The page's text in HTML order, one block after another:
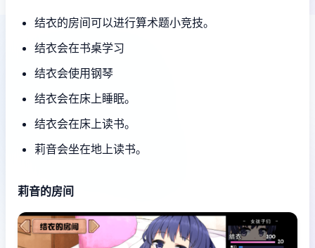
结衣的房间可以进行算术题小竞技。
结衣会在书桌学习
结衣会使用钢琴
结衣会在床上睡眠。
结衣会在床上读书。
莉音会坐在地上读书。
莉音的房间